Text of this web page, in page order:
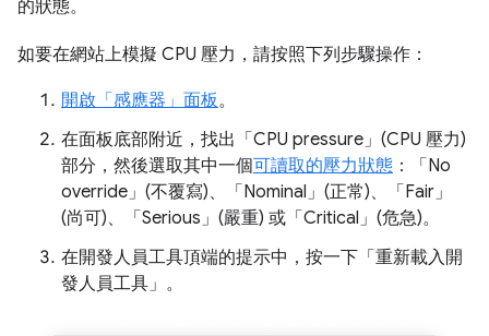
的狀態。
如要在網站上模擬 CPU 壓力，請按照下列步驟操作：
開啟「感應器」 面板。
在面板底部附近，找出「CPU pressure」(CPU 壓力)
部分，然後選取其中一個可讀取的壓力狀態 ：「No
override」(不覆寫)、「Nominal」(正常)、「Fair」
(尚可)、「Serious」(嚴重) 或「Critical」(危急)。
在開發人員工具頂端的提示中，按一下「重新載入開
發人員工具」 。